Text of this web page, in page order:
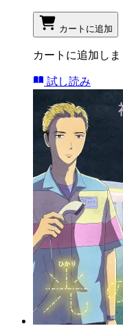
カートに追加
カートに追加しま
試し読み